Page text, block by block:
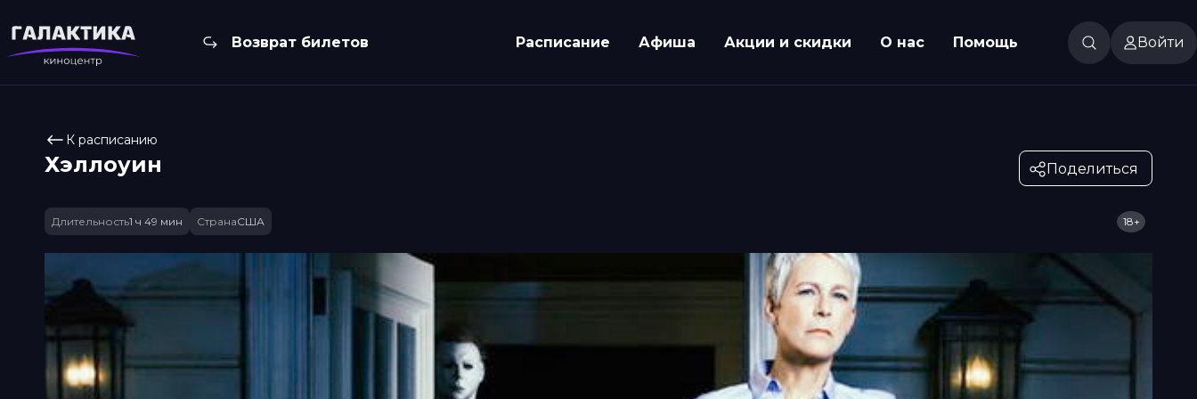
Возврат билетов Расписание Афиша Акции и скидки О нас Помощь Войти
К расписанию
Хэллоуин Поделиться
Длительность1 ч 49 мин СтранаСША 18+